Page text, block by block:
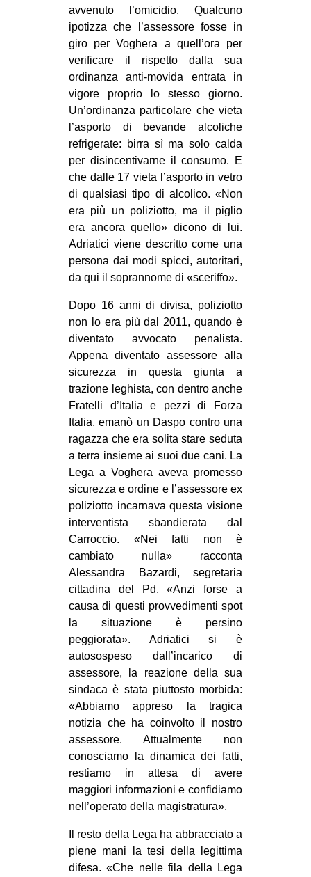
avvenuto l’omicidio. Qualcuno
ipotizza che l’assessore fosse in
giro per Voghera a quell’ora per
verificare il rispetto dalla sua
ordinanza anti-movida entrata in
vigore proprio lo stesso giorno.
Un’ordinanza particolare che vieta
l’asporto di bevande alcoliche
refrigerate: birra sì ma solo calda
per disincentivarne il consumo. E
che dalle 17 vieta l’asporto in vetro
di qualsiasi tipo di alcolico. «Non
era più un poliziotto, ma il piglio
era ancora quello» dicono di lui.
Adriatici viene descritto come una
persona dai modi spicci, autoritari,
da qui il soprannome di «sceriffo».
Dopo 16 anni di divisa, poliziotto
non lo era più dal 2011, quando è
diventato avvocato penalista.
Appena diventato assessore alla
sicurezza in questa giunta a
trazione leghista, con dentro anche
Fratelli d’Italia e pezzi di Forza
Italia, emanò un Daspo contro una
ragazza che era solita stare seduta
a terra insieme ai suoi due cani. La
Lega a Voghera aveva promesso
sicurezza e ordine e l’assessore ex
poliziotto incarnava questa visione
interventista sbandierata dal
Carroccio. «Nei fatti non è
cambiato nulla» racconta
Alessandra Bazardi, segretaria
cittadina del Pd. «Anzi forse a
causa di questi provvedimenti spot
la situazione è persino
peggiorata». Adriatici si è
autosospeso dall’incarico di
assessore, la reazione della sua
sindaca è stata piuttosto morbida:
«Abbiamo appreso la tragica
notizia che ha coinvolto il nostro
assessore. Attualmente non
conosciamo la dinamica dei fatti,
restiamo in attesa di avere
maggiori informazioni e confidiamo
nell’operato della magistratura».
Il resto della Lega ha abbracciato a
piene mani la tesi della legittima
difesa. «Che nelle fila della Lega